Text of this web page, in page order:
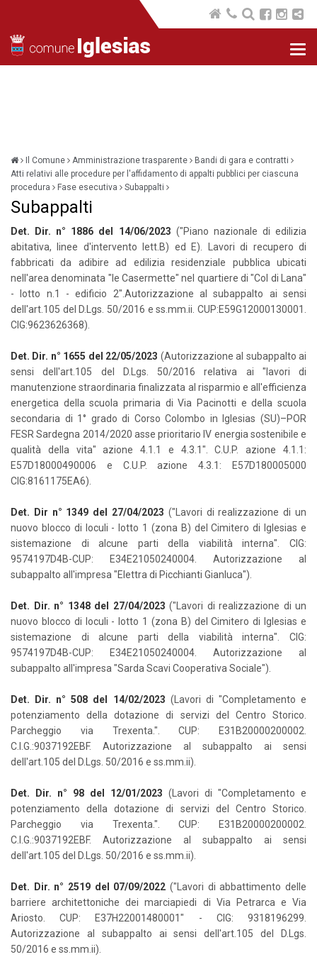
Il Comune Amministrazione trasparente
Bandi di gara e contratti
Atti relativi alle procedure per l'affidamento di appalti pubblici per ciascuna
procedura
Fase esecutiva Subappalti
Subappalti
Det. Dir. n° 1886 del 14/06/2023 ("Piano nazionale di edilizia
abitativa, linee d'intervento lett.B) ed E). Lavori di recupero di
fabbricati da adibire ad edilizia residenziale pubblica ubicati
nell'area denominata "le Casermette" nel quartiere di "Col di Lana"
- lotto n.1 - edificio 2".Autorizzazione al subappalto ai sensi
dell'art.105 del D.Lgs. 50/2016 e ss.mm.ii. CUP:E59G12000130001.
CIG:9623626368).
Det. Dir. n° 1655 del 22/05/2023 (Autorizzazione al subappalto ai
sensi dell'art.105 del D.Lgs. 50/2016 relativa ai "lavori di
manutenzione straordinaria finalizzata al risparmio e all'efficienza
energetica della scuola primaria di Via Pacinotti e della scuola
secondaria di 1° grado di Corso Colombo in Iglesias (SU)–POR
FESR Sardegna 2014/2020 asse prioritario IV energia sostenibile e
qualità della vita" azione 4.1.1 e 4.3.1". C.U.P. azione 4.1.1:
E57D18000490006 e C.U.P. azione 4.3.1: E57D180005000
CIG:8161175EA6).
Det. Dir n° 1349 del 27/04/2023 ("Lavori di realizzazione di un
nuovo blocco di loculi - lotto 1 (zona B) del Cimitero di Iglesias e
sistemazione di alcune parti della viabilità interna". CIG:
9574197D4B-CUP: E34E21050240004. Autorizzazione al
subappalto all'impresa "Elettra di Picchianti Gianluca").
Det. Dir. n° 1348 del 27/04/2023 ("Lavori di realizzazione di un
nuovo blocco di loculi - lotto 1 (zona B) del Cimitero di Iglesias e
sistemazione di alcune parti della viabilità interna". CIG:
9574197D4B-CUP: E34E21050240004. Autorizzazione al
subappalto all'impresa "Sarda Scavi Cooperativa Sociale").
Det. Dir. n° 508 del 14/02/2023 (Lavori di "Completamento e
potenziamento della dotazione di servizi del Centro Storico.
Parcheggio via Trexenta.". CUP: E31B20000200002.
C.I.G.:9037192EBF. Autorizzazione al subappalto ai sensi
dell'art.105 del D.Lgs. 50/2016 e ss.mm.ii).
Det. Dir. n° 98 del 12/01/2023 (Lavori di "Completamento e
potenziamento della dotazione di servizi del Centro Storico.
Parcheggio via Trexenta.". CUP: E31B20000200002.
C.I.G.:9037192EBF. Autorizzazione al subappalto ai sensi
dell'art.105 del D.Lgs. 50/2016 e ss.mm.ii).
Det. Dir. n° 2519 del 07/09/2022 ("Lavori di abbattimento delle
barriere architettoniche dei marciapiedi di Via Petrarca e Via
Ariosto. CUP: E37H22001480001" - CIG: 9318196299.
Autorizzazione al subappalto ai sensi dell'art.105 del D.Lgs.
50/2016 e ss.mm.ii).